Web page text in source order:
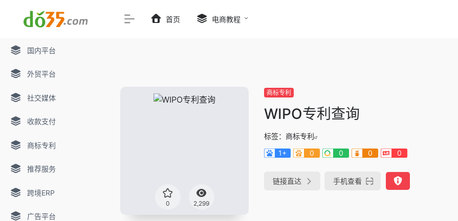
国内平台
外贸平台
社交媒体
收款支付
商标专利
推荐服务
跨境ERP
广告平台
首页 电商教程
0 2,299
商标专利
WIPO专利查询
标签： 商标专利
1+
0 0 0 0
链接直达 手机查看